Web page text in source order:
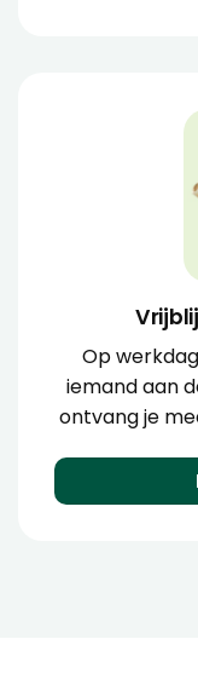
Op
iemand aan
ontvang je